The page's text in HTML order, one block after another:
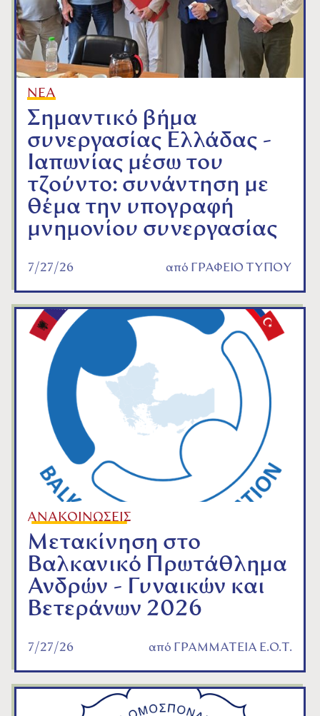
ΝΕΑ
Σημαντικό βήμα
συνεργασίας Ελλάδας -
Ιαπωνίας μέσω του
τζούντο: συνάντηση με
θέμα την υπογραφή
μνημονίου συνεργασίας
7/27/26 από ΓΡΑΦΕΙΟ ΤΥΠΟΥ
ΑΝΑΚΟΙΝΩΣΕΙΣ
Μετακίνηση στο
Βαλκανικό Πρωτάθλημα
Ανδρών - Γυναικών και
Βετεράνων 2026
7/27/26 από ΓΡΑΜΜΑΤΕΙΑ Ε.Ο.Τ.